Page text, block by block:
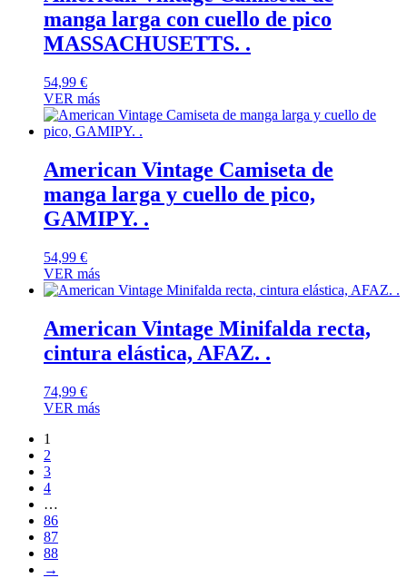
manga larga con cuello de pico
MASSACHUSETTS. .
54,99 €
VER más
American Vintage Camiseta de
manga larga y cuello de pico,
GAMIPY. .
54,99 €
VER más
American Vintage Minifalda recta,
cintura elástica, AFAZ. .
74,99 €
VER más
1
2
3
4
…
86
87
88
→